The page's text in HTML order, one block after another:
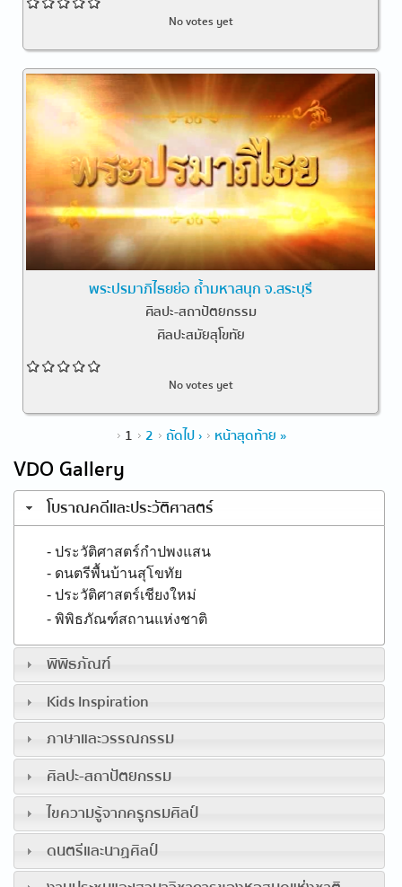
No votes yet
พระปรมาภิไธยย่อ ถ้ำมหาสนุก จ.สระบุรี
ศิลปะ-สถาปัตยกรรม
ศิลปะสมัยสุโขทัย
No votes yet
1 2 ถัดไป › หน้าสุดท้าย »
VDO Gallery
โบราณคดีและประวัติศาสตร์
- ประวัติศาสตร์กำปพงแสน
- ดนตรีพื้นบ้านสุโขทัย
- ประวัติศาสตร์เชียงใหม่
- พิพิธภัณฑ์สถานแห่งชาติ
พิพิธภัณฑ์
Kids Inspiration
ภาษาและวรรณกรรม
ศิลปะ-สถาปัตยกรรม
ไขความรู้จากครูกรมศิลป์
ดนตรีและนาฏศิลป์